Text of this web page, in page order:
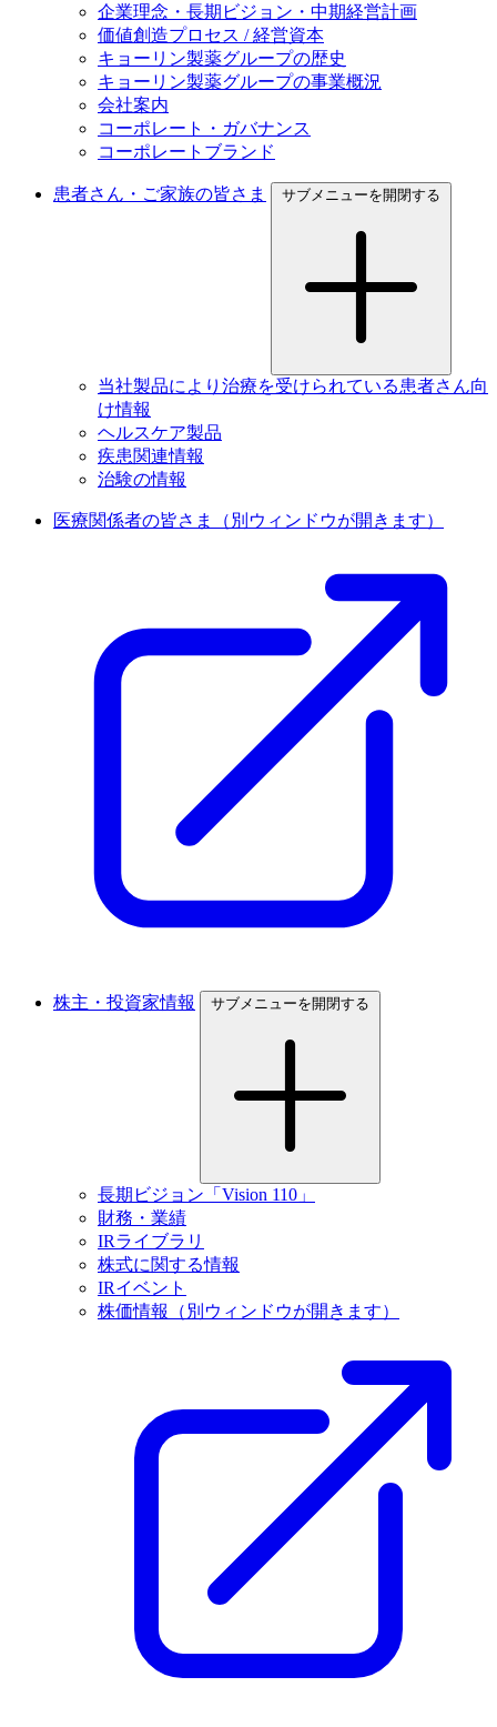
企業理念・長期ビジョン・中期経営計画
価値創造プロセス / 経営資本
キョーリン製薬グループの歴史
キョーリン製薬グループの事業概況
会社案内
コーポレート・ガバナンス
コーポレートブランド
患者さん・ご家族の皆さま サブメニューを開閉する
当社製品により治療を受けられている患者さん向
け情報
ヘルスケア製品
疾患関連情報
治験の情報
医療関係者の皆さま （別ウィンドウが開きます）
株主・投資家情報 サブメニューを開閉する
長期ビジョン「Vision 110」
財務・業績
IRライブラリ
株式に関する情報
IRイベント
株価情報
（別ウィンドウが開きます）